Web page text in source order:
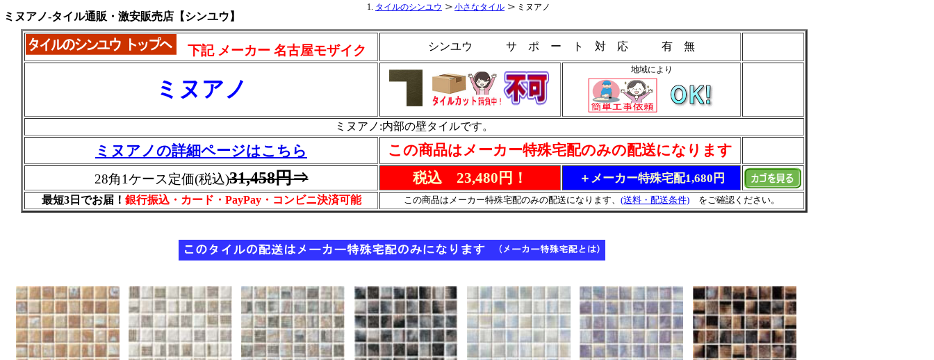
ミヌアノ-タイル通販・激安販売店【シンユウ】
下記 メーカー 名古屋モザイク シンユウ サ ポ ー ト 対 応 有 無
ミヌアノ
地域により
ミヌアノ:内部の壁タイルです。
ミヌアノの詳細ページはこちら この商品はメーカー特殊宅配のみの配送になります
28角1ケース定価(税込)31,458円⇒ 税込 23,480円！ ＋メーカー特殊宅配1,680円
最短3日でお届！ 銀行振込・カード・PayPay・コンビニ決済可能 この商品はメーカー特殊宅配のみの配送になります、 (送料・配送条件) をご確認ください。
タイルのシンユウ 小さなタイル ミヌアノ